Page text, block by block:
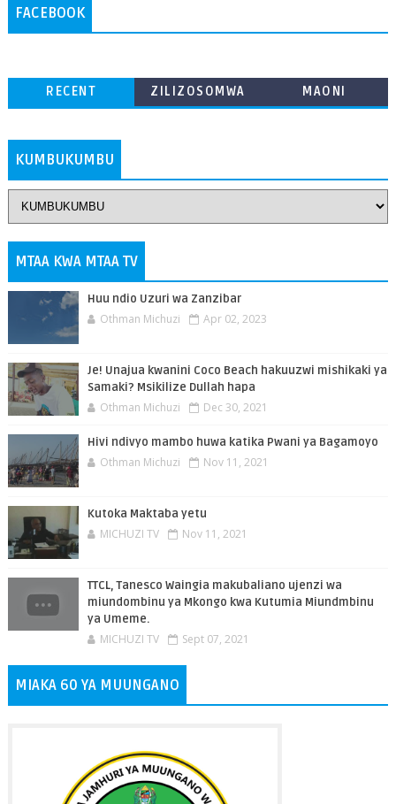
FACEBOOK
RECENT
ZILIZOSOMWA
MAONI
KUMBUKUMBU
MTAA KWA MTAA TV
Huu ndio Uzuri wa Zanzibar
Othman Michuzi Apr 02, 2023
Je! Unajua kwanini Coco Beach hakuuzwi mishikaki ya
Samaki? Msikilize Dullah hapa
Othman Michuzi Dec 30, 2021
Hivi ndivyo mambo huwa katika Pwani ya Bagamoyo
Othman Michuzi Nov 11, 2021
Kutoka Maktaba yetu
MICHUZI TV Nov 11, 2021
TTCL, Tanesco Waingia makubaliano ujenzi wa
miundombinu ya Mkongo kwa Kutumia Miundmbinu
ya Umeme.
MICHUZI TV Sept 07, 2021
MIAKA 60 YA MUUNGANO